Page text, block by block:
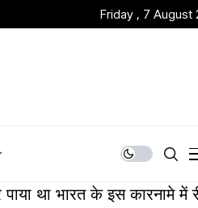
Friday , 7 August
था भारत के इस कारनामे में